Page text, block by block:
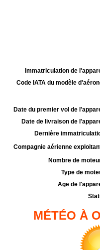
Immatriculation de
Code IATA du modèle
Date du premier vol de
Date de livraison de
Dernière
Compagnie aérienne
Nombre de
Type de
Age de
MÉTÉO À